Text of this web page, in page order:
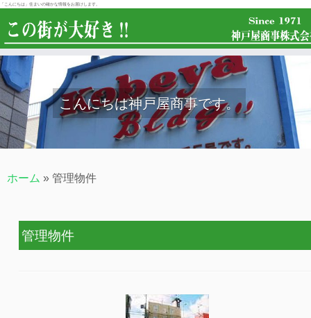
「こんにちは」住まいの確かな情報をお届けします。
こんにちは神戸屋商事です。
ホーム » 管理物件
管理物件